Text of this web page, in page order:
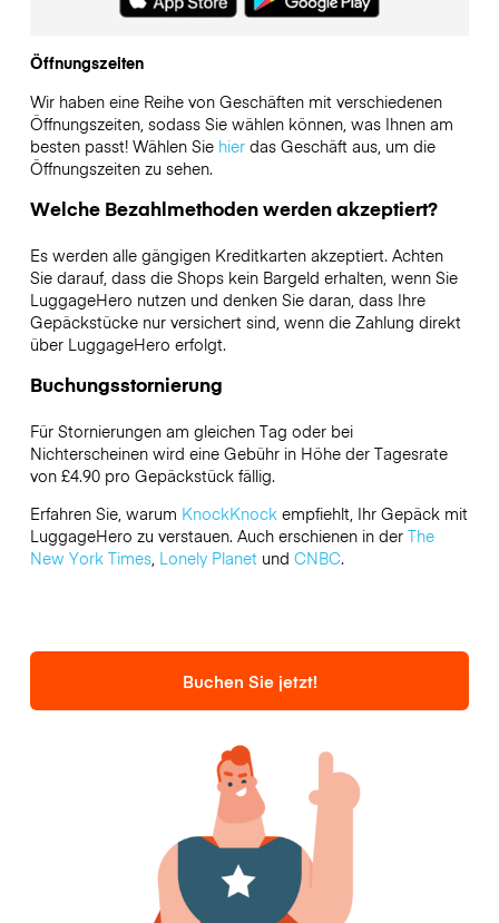
Öffnungszeiten
Wir haben eine Reihe von Geschäften mit verschiedenen
Öffnungszeiten, sodass Sie wählen können, was Ihnen am
besten passt! Wählen Sie hierdas Geschäft aus, um die
Öffnungszeiten zu sehen.
Welche Bezahlmethoden werden akzeptiert?
Es werden alle gängigen Kreditkarten akzeptiert. Achten
Sie darauf, dass die Shops kein Bargeld erhalten, wenn Sie
LuggageHero nutzen und denken Sie daran, dass Ihre
Gepäckstücke nur versichert sind, wenn die Zahlung direkt
über LuggageHero erfolgt.
Buchungsstornierung
Für Stornierungen am gleichen Tag oder bei
Nichterscheinen wird eine Gebühr in Höhe der Tagesrate
von £4.90 pro Gepäckstück fällig.
Erfahren Sie, warum KnockKnockempfiehlt, Ihr Gepäck mit
LuggageHero zu verstauen. Auch erschienen in der The
New York Times, Lonely Planetund CNBC.
Buchen Sie jetzt!